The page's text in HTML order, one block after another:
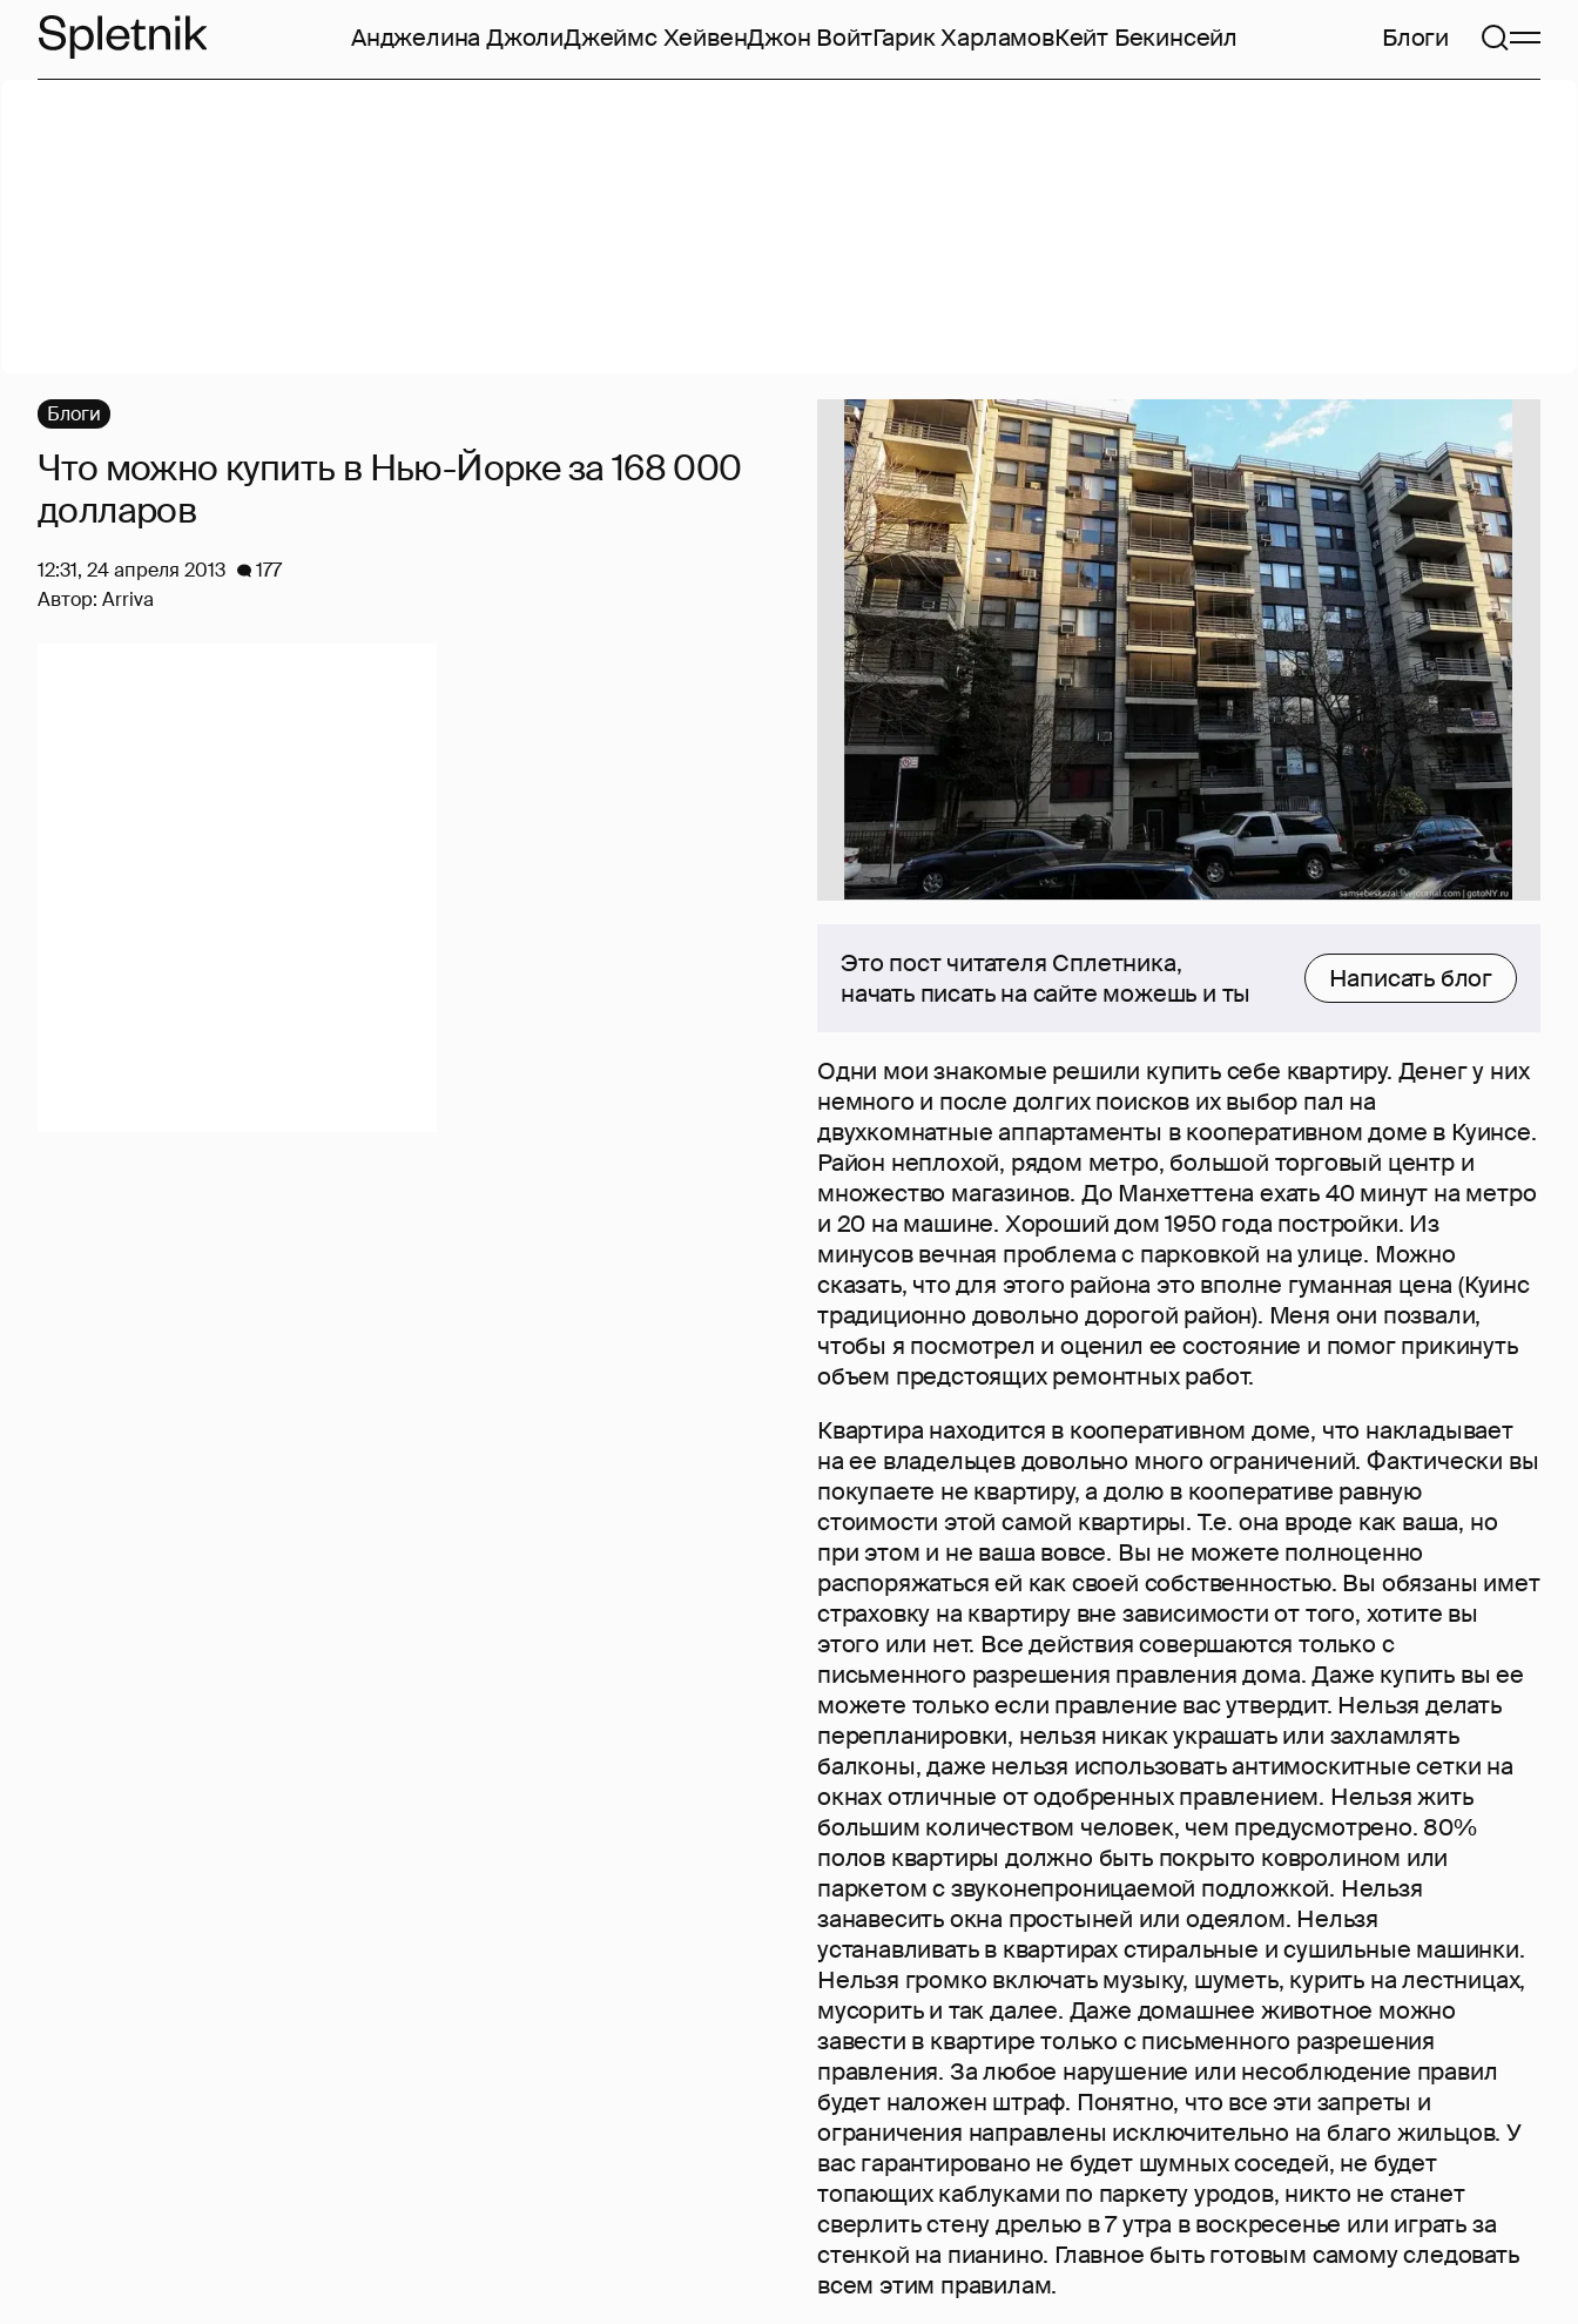
Анджелина ДжолиДжеймс ХейвенДжон ВойтГарик ХарламовКейт Бекинсейл Блоги
Это пост читателя Сплетника,
начать писать на сайте можешь и ты
Написать блог
Одни мои знакомые решили купить себе квартиру. Денег у них
немного и после долгих поисков их выбор пал на
двухкомнатные аппартаменты в кооперативном доме в Куинсе.
Район неплохой, рядом метро, большой торговый центр и
множество магазинов. До Манхеттена ехать 40 минут на метро
и 20 на машине. Хороший дом 1950 года постройки. Из
минусов вечная проблема с парковкой на улице. Можно
сказать, что для этого района это вполне гуманная цена (Куинс
традиционно довольно дорогой район). Меня они позвали,
чтобы я посмотрел и оценил ее состояние и помог прикинуть
объем предстоящих ремонтных работ.
Квартира находится в кооперативном доме, что накладывает
на ее владельцев довольно много ограничений. Фактически вы
покупаете не квартиру, а долю в кооперативе равную
стоимости этой самой квартиры. Т.е. она вроде как ваша, но
при этом и не ваша вовсе. Вы не можете полноценно
распоряжаться ей как своей собственностью. Вы обязаны имет
страховку на квартиру вне зависимости от того, хотите вы
этого или нет. Все действия совершаются только с
письменного разрешения правления дома. Даже купить вы ее
можете только если правление вас утвердит. Нельзя делать
перепланировки, нельзя никак украшать или захламлять
балконы, даже нельзя использовать антимоскитные сетки на
окнах отличные от одобренных правлением. Нельзя жить
большим количеством человек, чем предусмотрено. 80%
полов квартиры должно быть покрыто ковролином или
паркетом с звуконепроницаемой подложкой. Нельзя
занавесить окна простыней или одеялом. Нельзя
устанавливать в квартирах стиральные и сушильные машинки.
Нельзя громко включать музыку, шуметь, курить на лестницах,
мусорить и так далее. Даже домашнее животное можно
завести в квартире только с письменного разрешения
правления. За любое нарушение или несоблюдение правил
будет наложен штраф. Понятно, что все эти запреты и
ограничения направлены исключительно на благо жильцов. У
вас гарантировано не будет шумных соседей, не будет
топающих каблуками по паркету уродов, никто не станет
сверлить стену дрелью в 7 утра в воскресенье или играть за
стенкой на пианино. Главное быть готовым самому следовать
всем этим правилам.
Блоги
Что можно купить в Нью-Йорке за 168 000
долларов
12:31, 24 апреля 2013
177
Автор: Arriva